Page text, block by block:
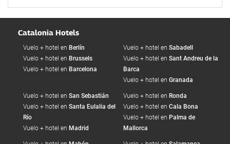
Catalonia Hotels
Vuelo + hotel en Berlín
Vuelo + hotel en Brussels
Vuelo + hotel en Barcelona
Vuelo + hotel en Sabadell
Vuelo + hotel en Sant Andreu de la
Barca
Vuelo + hotel en Granada
Vuelo + hotel en San Sebastián
Vuelo + hotel en Santa Eulalia del
Río
Vuelo + hotel en Madrid
Vuelo + hotel en Ronda
Vuelo + hotel en Cala Bona
Vuelo + hotel en Palma de
Mallorca